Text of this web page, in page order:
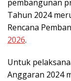
pembangunan
Tahun 2024
Rencana
2026.
Untuk
Anggaran 2024